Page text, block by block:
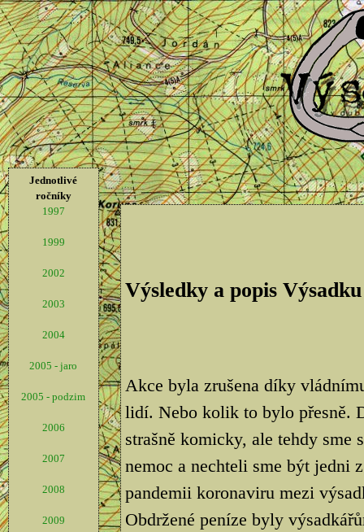
Jednotlivé
ročníky
1997
1999
2002
2003
2004
2005 - jaro
2005 - podzim
2006
2007
2008
2009
Výsledky a popis Výsadku
Akce byla zrušena díky
lidí. Nebo kolik to bylo přesně.
strašně komicky, ale tehdy sme
nemoc a nechteli sme být jedni
pandemii koronaviru mezi
Obdržené peníze byly